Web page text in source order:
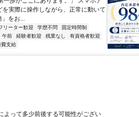
実際に操作しながら、正常に動いて
」をお...
リーター歓迎 学歴不問
固定時間制
午前 経験者歓迎 残業なし
有資格者歓迎
費支給
って多少前後する可能性がござい